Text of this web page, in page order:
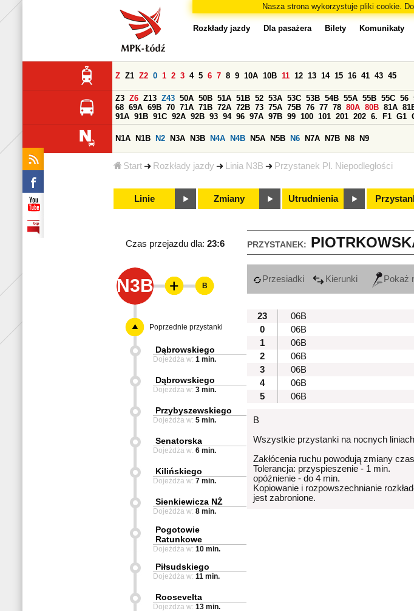
Nasza strona wykorzystuje pliki cookie.
Start Rozkłady jazdy Linia N3B Przystanek Pl. Niepodległości
Rozkłady jazdy Dla pasażera Bilety Komunikaty
Z Z1 Z2 0 1 2 3 4 5 6 7 8 9 10A 10B 11 12 13 14 15 16 41 43 45
Z3 Z6 Z13 Z43 50A 50B 51A 51B 52 53A 53C 53B 54B 55A 55B 55C 56
68 69A 69B 70 71A 71B 72A 72B 73 75A 75B 76 77 78 80A 80B 81A
91A 91B 91C 92A 92B 93 94 96 97A 97B 99 100 101 201 202 6. F1 G1
N1A N1B N2 N3A N3B N4A N4B N5A N5B N6 N7A N7B N8 N9
Linie Zmiany Utrudnienia
PRZYSTANEK:
Czas przejazdu dla: 23:6
N3B Przesiadki Kierunki Pokaż
23
06B
0
06B
1
06B
2
06B
3
06B
4
06B
5
06B
B
Wszystkie przystanki na nocnych
Zakłócenia ruchu powodują zmiany
Tolerancja: przyspieszenie - 1 min.
opóźnienie - do 4 min.
Kopiowanie i rozpowszechnianie
jest zabronione.
B
Poprzednie przystanki
Dąbrowskiego
Dojeżdża w: 1 min.
Dąbrowskiego
Dojeżdża w: 3 min.
Przybyszewskiego
Dojeżdża w: 5 min.
Senatorska
Dojeżdża w: 6 min.
Kilińskiego
Dojeżdża w: 7 min.
Sienkiewicza NŻ
Dojeżdża w: 8 min.
Pogotowie
Ratunkowe
Dojeżdża w: 10 min.
Piłsudskiego
Dojeżdża w: 11 min.
Roosevelta
Dojeżdża w: 13 min.